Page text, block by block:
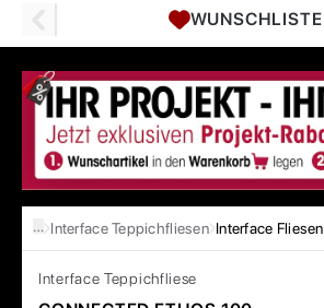
WUNSCHLISTE
… Interface Teppichfliesen Interface Fliesen
Interface Teppichfliese